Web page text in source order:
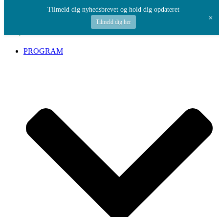
Spring til indhold
PROGRAM
Tilmeld dig nyhedsbrevet og hold dig opdateret
Tilmeld dig her +